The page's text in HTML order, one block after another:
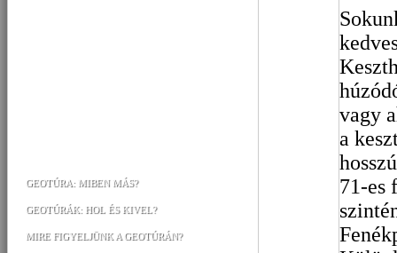
GEOTÚRA: MIBEN MÁS?
GEOTÚRÁK: HOL ÉS KIVEL?
MIRE FIGYELJÜNK A GEOTÚRÁN?
vagy
a
71-es